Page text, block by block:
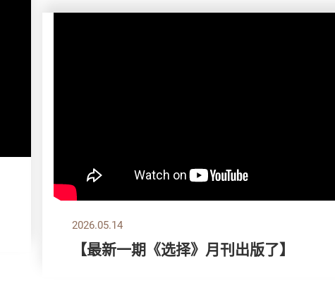
2026.05.14
【最新一期《选择》月刊出版了】